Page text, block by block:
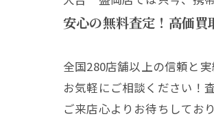
安心の無料査定！高価買
全国280店舗以上の信頼と
お気軽にご相談ください！
ご来店心よりお待ちしており